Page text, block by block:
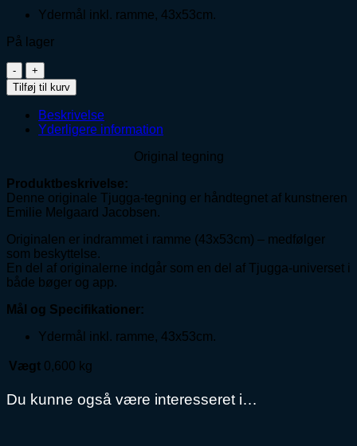
Ydermål inkl. ramme, 43x53cm.
På lager
Original
tegning
202644
antal
Tilføj til kurv
Beskrivelse
Yderligere information
Original tegning
Produktbeskrivelse:
Denne originale Tjugga-tegning er håndtegnet af kunstneren
Emilie Melgaard Jacobsen.
Originalen er indrammet i ramme (43x53cm) – medfølger
som beskyttelse.
En del af originalerne indgår som en del af Tjugga-universet i
både bøger og app.
Mål og Specifikationer:
Ydermål inkl. ramme, 43x53cm.
Vægt 0,600 kg
Du kunne også være interesseret i…